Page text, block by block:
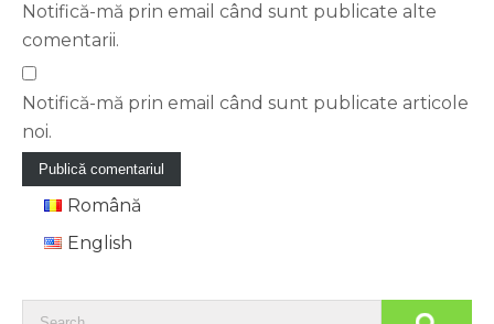
Notifică-mă prin email când sunt publicate alte
comentarii.
Notifică-mă prin email când sunt publicate articole
noi.
Română
English